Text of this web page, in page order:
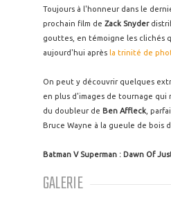
Toujours à l'honneur dans le
prochain film de Zack Snyder
gouttes, en témoigne les clichés
aujourd'hui après la trinité de
On peut y découvrir quelques
en plus d'images de tournage
du doubleur de Ben Affleck ,
Bruce Wayne à la gueule de bois
Batman V Superman : Dawn Of
GALERIE